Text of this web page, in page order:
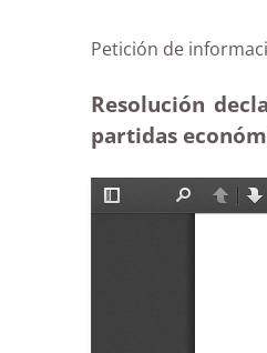
Petición de
Resolución
partidas